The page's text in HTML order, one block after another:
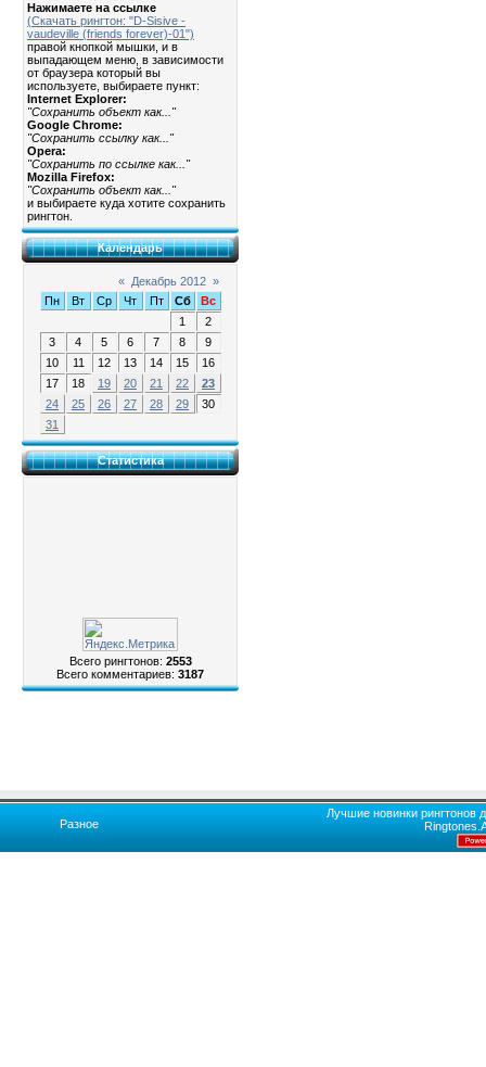
Нажимаете на ссылке
(Скачать рингтон: "D-Sisive -
vaudeville (friends forever)-01")
правой кнопкой мышки, и в
выпадающем меню, в зависимости
от браузера который вы
используете, выбираете пункт:
Internet Explorer:
"Сохранить объект как..."
Google Chrome:
"Сохранить ссылку как..."
Opera:
"Сохранить по ссылке как..."
Mozilla Firefox:
"Сохранить объект как..."
и выбираете куда хотите сохранить
рингтон.
Календарь
« Декабрь 2012 »
Пн
Вт Ср Чт Пт Сб
Вс
1
2
3
4 5 6 7 8
9
10
11 12 13 14 15
16
17
18 19 20 21 22
23
24
25 26 27 28 29
30
31
Статистика
Всего рингтонов: 2553
Всего комментариев: 3187
Разное
Лучшие новинки рингтонов